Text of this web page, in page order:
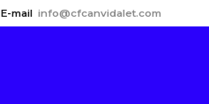
E-mail info@cfcanvidalet.com